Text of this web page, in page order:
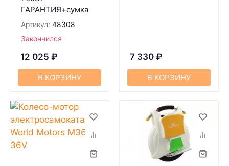
ГАРАНТИЯ+сумка
Артикул: 48308
Закончился
12 025 ₽
В КОРЗИНУ
7 330 ₽
В КОРЗИНУ